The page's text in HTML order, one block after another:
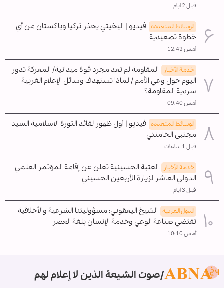
قبل 2 ايام
الوسائط المتعدده فيديو | البخيتي يحذر تركيا وباكستان من أي
خطوة تصعيدية
أمس 12:42
خدمة الأخبار
المقاومة لم تعد مجرد قوة ميدانية/ المعركة تدور
اليوم حول وعي الأمم / لماذا تستهدف وسائل الإعلام الغربية
سردية المقاومة؟
أمس 09:40
الوسائط المتعدده فيديو | أول ظهور لقائد الثورة الاسلامية السيد
مجتبى الخامنئي
قبل 1 ساعات
خدمة الأخبار
العتبة الحسينية تعلن عن إقامة المؤتمر العلمي
الدولي العاشر لزيارة الأربعين الحسيني
قبل 3 ايام
الدول العربیه الشيخ اليعقوبي: مسؤوليتنا الشرعية والأخلاقية
تقتضي صناعة الوعي وخدمة الإنسان بلغة العصر
أمس 10:10
صوت الشيعة الذين لا إعلام لهم